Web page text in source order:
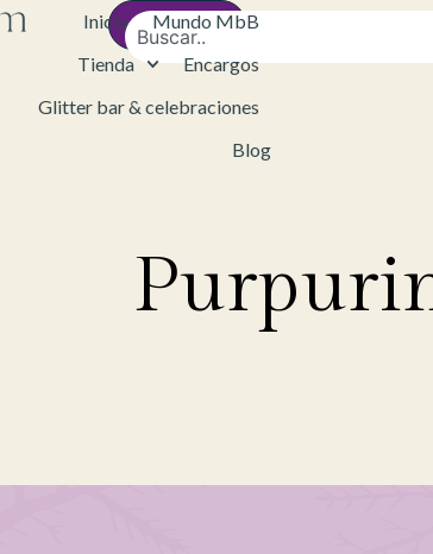
Inicio
Mundo MbB
Tienda
Encargos
Glitter bar & celebraciones
Blog
Contacto